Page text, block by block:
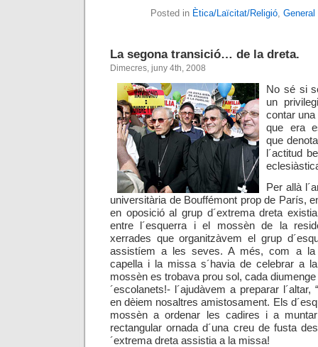
Posted in Ètica/Laïcitat/Religió, General
La segona transició… de la dreta.
Dimecres, juny 4th, 2008
No sé si
un
contar
que era
que denota
l´actitud
Per allà
universitària de Bouffémont prop de París,
en oposició al grup d´extrema dreta
entre l´esquerra i el mossèn de la
xerrades que organitzàvem el grup
assistíem a les seves. A més, com a la
capella i la missa s´havia de celebrar a
mossèn es trobava prou sol, cada
´escolanets!- l´ajudàvem a preparar l´altar,
en dèiem nosaltres amistosament. Els
mossèn a ordenar les cadires i a
rectangular ornada d´una creu de fusta
´extrema dreta assistia a la missa!